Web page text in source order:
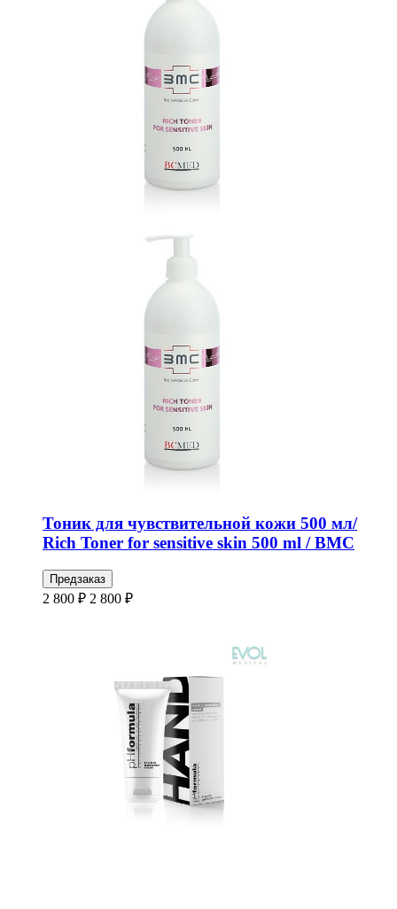
Тоник для чувствительной кожи 500 мл/
Rich Toner for sensitive skin 500 ml / BMC
Предзаказ
2 800 ₽ 2 800 ₽